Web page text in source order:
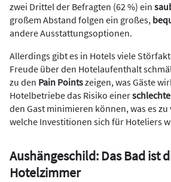
zwei Drittel der Befragten (62 %) ein
großem Abstand folgen ein großes,
andere Ausstattungsoptionen.
Allerdings gibt es in Hotels viele
Freude über den Hotelaufenthalt
zu den Pain Pointszeigen, was Gäste
Hotelbetriebe das Risiko einer
den Gast minimieren können, was es
welche Investitionen sich für Hoteliers
Aushängeschild: Das Bad ist
Hotelzimmer